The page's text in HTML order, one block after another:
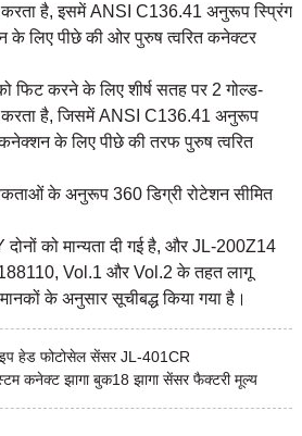
करता है, इसमें ANSI C136.41 अनुरूप स्प्रिंग
लिए पीछे की ओर पुरुष त्वरित कनेक्टर
फिट करने के लिए शीर्ष सतह पर 2 गोल्ड-
करता है, जिसमें ANSI C136.41 अनुरूप
के लिए पीछे की तरफ पुरुष त्वरित
के अनुरूप 360 डिग्री रोटेशन सीमित
को मान्यता दी गई है, और JL-200Z14
Vol.1 और Vol.2 के तहत लागू
के अनुसार सूचीबद्ध किया गया है।
हेड फोटोसेल सेंसर JL-401CR
कनेक्ट झागा बुक18 झागा सेंसर फैक्टरी मूल्य